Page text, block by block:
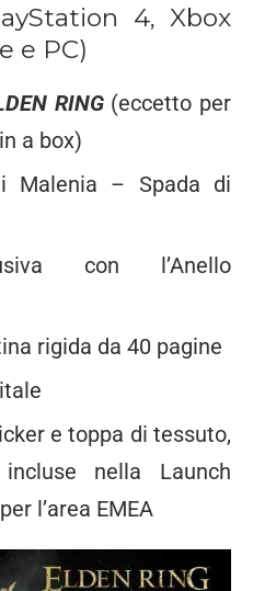
4, Xbox
e PC)
RING(eccetto per
a box)
Malenia – Spada di
con l’Anello
rigida da 40 pagine
e toppa di tessuto,
nella Launch
l’area EMEA